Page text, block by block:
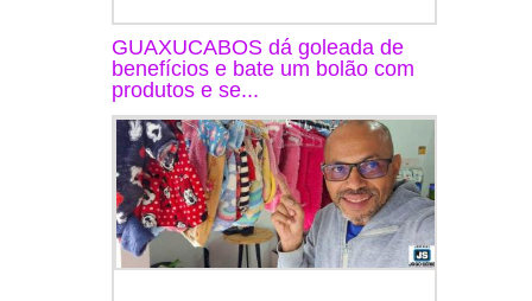
GUAXUCABOS dá goleada de
benefícios e bate um bolão com
produtos e se...